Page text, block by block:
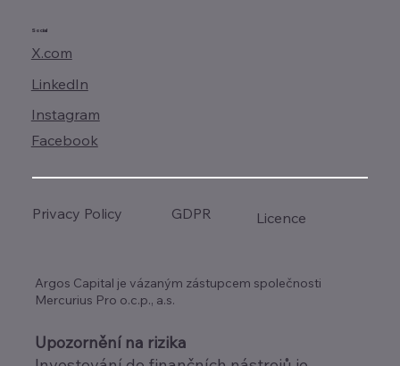
Social
X.com
LinkedIn
Instagram
Facebook
Argos Capital je vázaným zástupcem společnosti
Mercurius Pro o.c.p., a.s.
Upozornění na rizika
Privacy Policy GDPR Licence